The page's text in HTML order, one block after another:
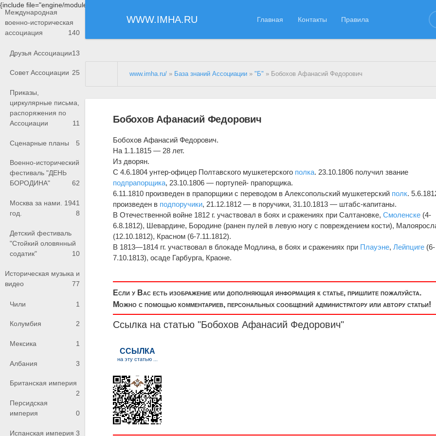
{include file="engine/modules/saperu/head.php"}
WWW.IMHA.RU Главная Контакты Правила
Международная
военно-историческая
ассоциация
140
Друзья Ассоциации13
Совет Ассоциации 25
Приказы,
циркулярные письма,
распоряжения по
Ассоциации
11
Сценарные планы 5
Военно-исторический
фестиваль "ДЕНЬ
БОРОДИНА"
62
Москва за нами. 1941
год.
8
Детский фестиваль
"Стойкий оловянный
содатик"
10
Историческая музыка и
видео
77
Чили 1
Колумбия 2
Мексика 1
Албания 3
Британская империя
2
Персидская
империя
0
Испанская империя 3
www.imha.ru/ » База знаний Ассоциации »"Б" » Бобохов Афанасий Федорович
Бобохов Афанасий Федорович
Бобохов Афанасий Федорович.
На 1.1.1815 — 28 лет.
Из дворян.
С 4.6.1804 унтер-офицер Полтавского мушкетерского полка. 23.10.1806 получил звание
подпрапорщика, 23.10.1806 — портупей- прапорщика.
6.11.1810 произведен в прапорщики с переводом в Алексопольский мушкетерский полк.
произведен в подпоручики, 21.12.1812 — в поручики, 31.10.1813 — штабс-капитаны.
В Отечественной войне 1812 г. участвовал в боях и сражениях при Салтановке,Смоленске (4-
6.8.1812), Шевардине, Бородине (ранен пулей в левую ногу с повреждением кости),
(12.10.1812), Красном (6-7.11.1812).
В 1813—1814 гг. участвовал в блокаде Модлина, в боях и сражениях при Плауэне,Лейпциге (6-
7.10.1813), осаде Гарбурга, Краоне.
Если у Вас есть изображение или дополняющая информация к статье, пришлите пожалуйста.
Можно с помощью комментариев, персональных сообщений администратору или автору статьи!
Ссылка на статью "Бобохов Афанасий Федорович"